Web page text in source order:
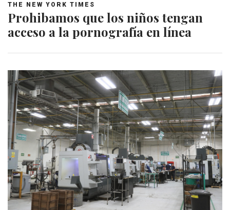
THE NEW YORK TIMES
Prohibamos que los niños tengan
acceso a la pornografía en línea